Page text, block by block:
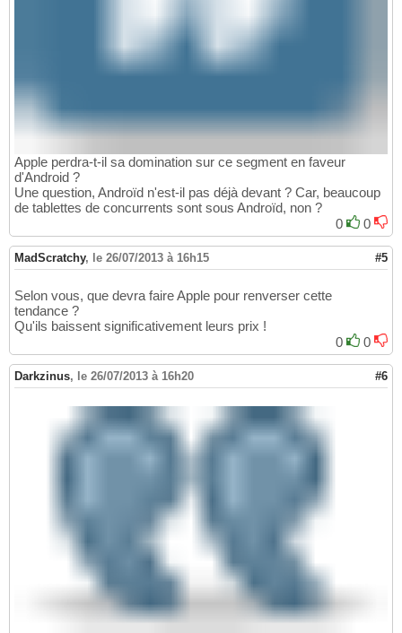
Apple perdra-t-il sa domination sur ce segment en faveur
d'Android ?
Une question, Androïd n'est-il pas déjà devant ? Car, beaucoup
de tablettes de concurrents sont sous Androïd, non ?
0
0
MadScratchy, le 26/07/2013 à 16h15 #5
Selon vous, que devra faire Apple pour renverser cette
tendance ?
Qu'ils baissent significativement leurs prix !
0
0
Darkzinus, le 26/07/2013 à 16h20 #6